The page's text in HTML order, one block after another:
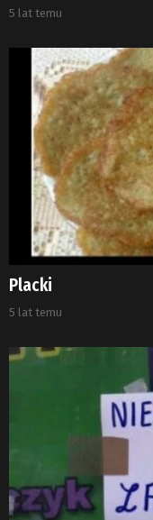
5 lat temu
Placki
5 lat temu